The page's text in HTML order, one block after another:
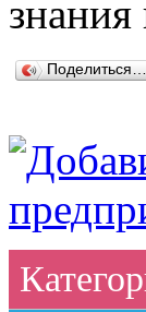
Поделиться…